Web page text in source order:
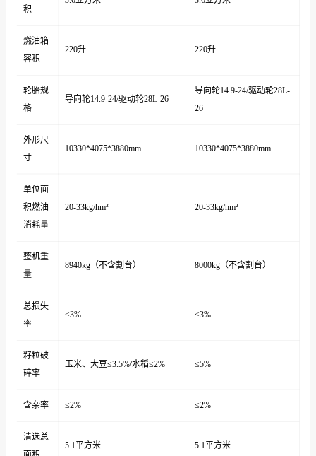
积
燃油箱
容积
220升 220升
轮胎规
格
导向轮14.9-24/驱动轮28L-26
导向轮14.9-24/驱动轮28L-
26
外形尺
寸
10330*4075*3880mm 10330*4075*3880mm
单位面
积燃油
消耗量
20-33kg/hm² 20-33kg/hm²
整机重
量
8940kg（不含割台） 8000kg（不含割台）
总损失
率
≤3% ≤3%
籽粒破
碎率
玉米、大豆≤3.5%/水稻≤2% ≤5%
含杂率 ≤2% ≤2%
清选总
5.1平方米 5.1平方米